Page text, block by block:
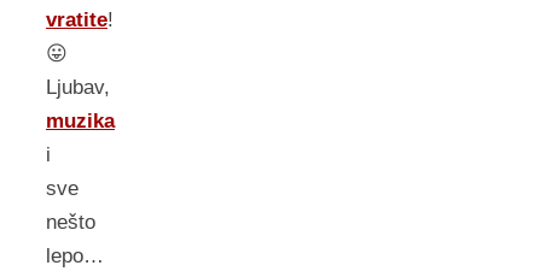
vratite!
😛
Ljubav,
muzika
i
sve
nešto
lepo…